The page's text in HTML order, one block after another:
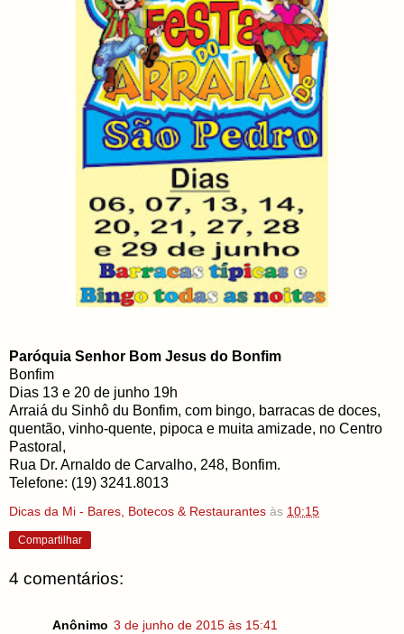
Paróquia Senhor Bom Jesus do Bonfim
Bonfim
Dias 13 e 20 de junho 19h
Arraiá du Sinhô du Bonfim, com bingo, barracas de doces,
quentão, vinho-quente, pipoca e muita amizade, no Centro
Pastoral,
Rua Dr. Arnaldo de Carvalho, 248, Bonfim.
Telefone: (19) 3241.8013
Dicas da Mi - Bares, Botecos & Restaurantes às 10:15
Compartilhar
4 comentários:
Anônimo 3 de junho de 2015 às 15:41